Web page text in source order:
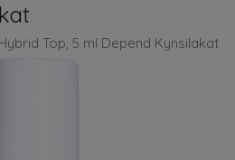
Top, 5 ml Depend Kynsilakat